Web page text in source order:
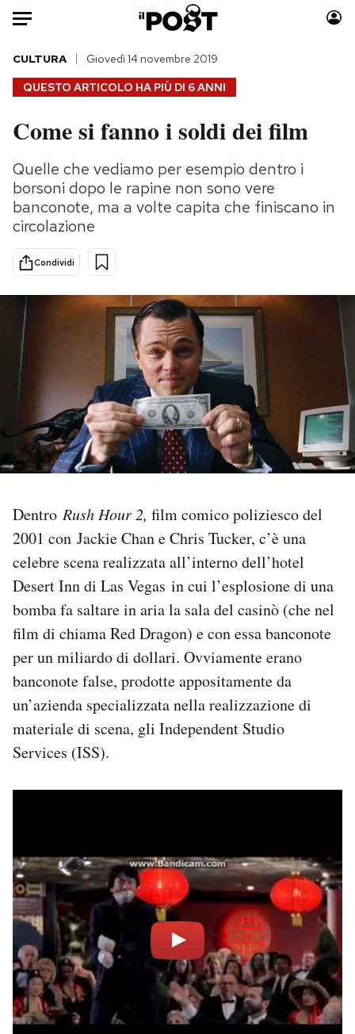
Auto
HOME
Italia
Politica
Tecnologia
Internet
Scienza
Cultura
Economia
Moda
Consumismi
Storie/Idee
Altrecose
Mondiali calcio 2026
NEWSLETTER
SHOP
CALENDARIO
Area Personale
Newsletter
Notifiche mobile
Hai bisogno di aiuto?
QUESTO ARTICOLO HA PIÙ DI 6 ANNI
CULTURA Giovedì 14 novembre 2019
Come si fanno i soldi dei film
Quelle che vediamo per esempio dentro i
borsoni dopo le rapine non sono vere
banconote, ma a volte capita che finiscano in
circolazione
Condividi
Dentro Rush Hour 2, film comico poliziesco del
2001 con Jackie Chan e Chris Tucker, c’è una
celebre scena realizzata all’interno dell’hotel
Desert Inn di Las Vegas in cui l’esplosione di una
bomba fa saltare in aria la sala del casinò (che nel
film di chiama Red Dragon) e con essa banconote
per un miliardo di dollari. Ovviamente erano
banconote false, prodotte appositamente da
un’azienda specializzata nella realizzazione di
materiale di scena, gli Independent Studio
Services (ISS).